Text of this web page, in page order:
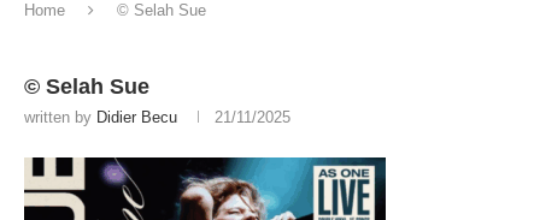
Home © Selah Sue
© Selah Sue
written by Didier Becu 21/11/2025